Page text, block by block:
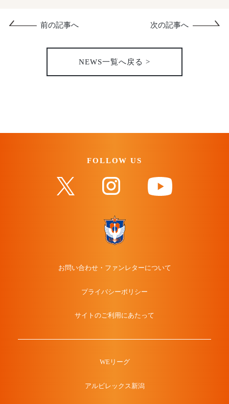
NEWS一覧へ戻る >
前の記事へ 次の記事へ
FOLLOW US
お問い合わせ・ファンレターについて
プライバシーポリシー
サイトのご利用にあたって
WEリーグ
アルビレックス新潟